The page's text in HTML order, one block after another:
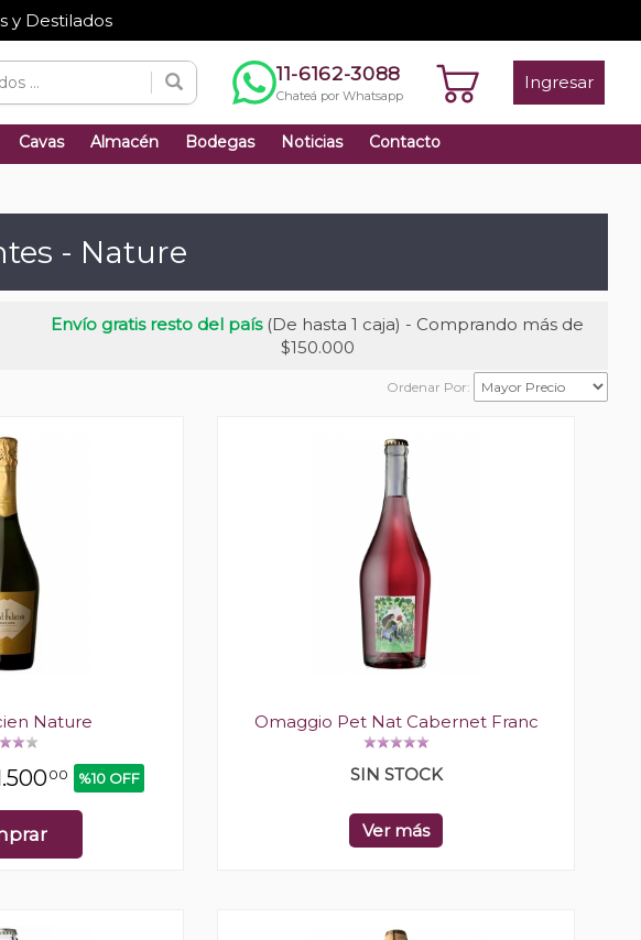
y Destilados
11-6162-3088
Chateá por Whatsapp
Ingresar
Cavas Almacén Bodegas Noticias Contacto
- Nature
Envío gratis resto del país(De hasta 1 caja) - Comprando más de
$150.000
Ordenar Por:
Nature
00 %10 OFF
Omaggio Pet Nat Cabernet Franc
SIN STOCK
Ver más